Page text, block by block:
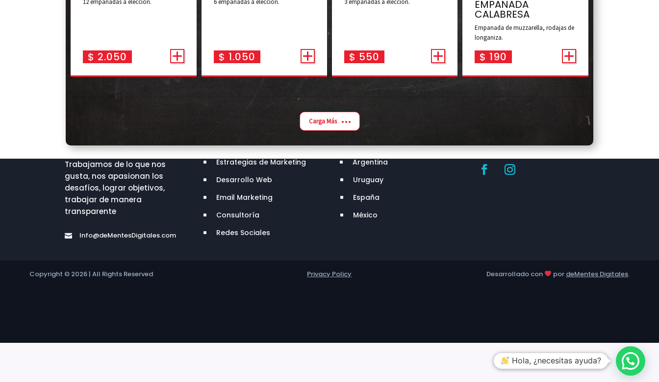
12 empanadas a elección.
$ 2.050
6 empanadas a elección.
$ 1.050
3 empanadas a elección.
$ 550
EMPANADA
CALABRESA
Empanada de muzzarella, rodajas de
longaniza.
$ 190
Carga Más
deMentesDigitales.com
Trabajamos de lo que nos
gusta, nos apasionan los
desafíos, lograr objetivos,
trabajar de manera
transparente
 Info@deMentesDigitales.com
^ Estrategias de Marketing
^ Desarrollo Web
^ Email Marketing
^ Consultoría
^ Redes Sociales
^ Argentina
^ Uruguay
^ España
^ México
Copyright © 2026 | All Rights Reserved Privacy Policy Desarrollado con por deMentes Digitales.
Hola, ¿necesitas ayuda?